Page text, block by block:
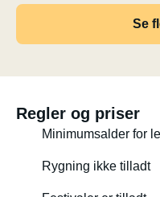
Se
Regler og priser
Minimumsalder for
Rygning ikke tilladt